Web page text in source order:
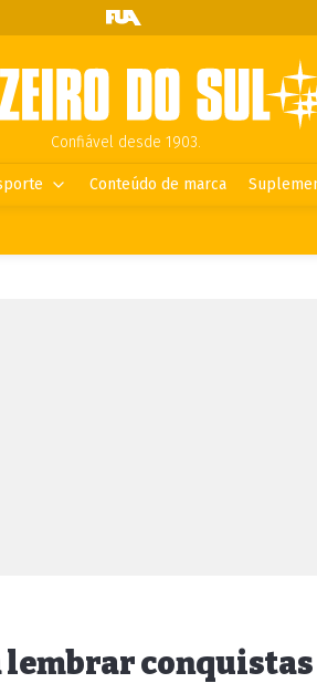
Confiável desde 1903.
Conteúdo de marca